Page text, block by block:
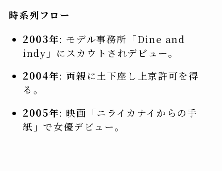
時系列フロー
2003年: モデル事務所「Dine and
indy」にスカウトされデビュー。
2004年: 両親に土下座し上京許可を得
る。
2005年: 映画「ニライカナイからの手
紙」で女優デビュー。